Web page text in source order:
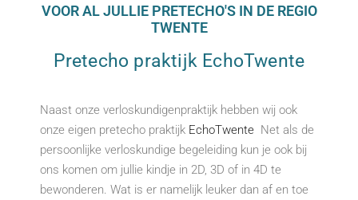
VOOR AL JULLIE PRETECHO'S IN DE REGIO
TWENTE
Pretecho praktijk EchoTwente
Naast onze verloskundigenpraktijk hebben wij ook
onze eigen pretecho praktijk EchoTwente Net als de
persoonlijke verloskundige begeleiding kun je ook bij
ons komen om jullie kindje in 2D, 3D of in 4D te
bewonderen. Wat is er namelijk leuker dan af en toe